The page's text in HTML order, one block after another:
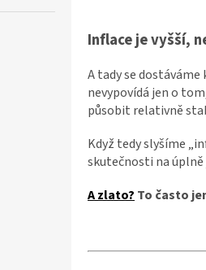
Inflace je vyšší,
A tady se
nevypovídá jen o
působit relativně
Když tedy slyšíme
skutečnosti na
A zlato? To často